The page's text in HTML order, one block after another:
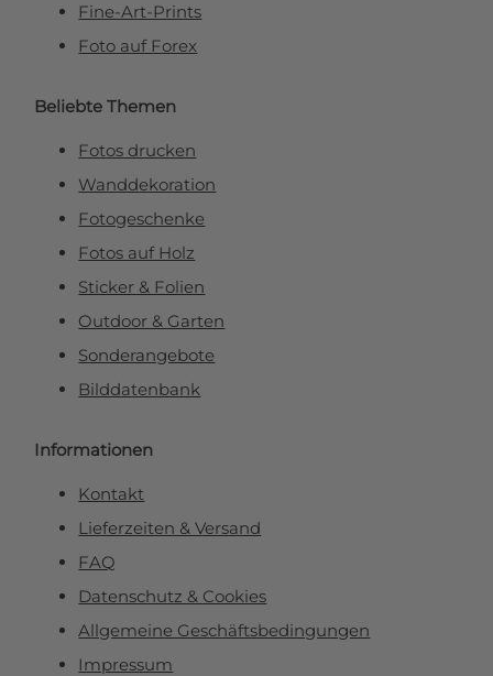
Fine-Art-Prints
Foto auf Forex
Beliebte Themen
Fotos drucken
Wanddekoration
Fotogeschenke
Fotos auf Holz
Sticker & Folien
Outdoor & Garten
Sonderangebote
Bilddatenbank
Informationen
Kontakt
Lieferzeiten & Versand
FAQ
Datenschutz & Cookies
Allgemeine Geschäftsbedingungen
Impressum